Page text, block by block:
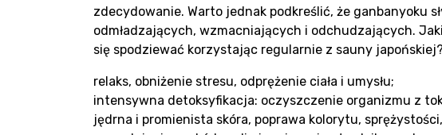
zdecydowanie. Warto jednak podkreślić, że ganbanyoku
odmładzających, wzmacniających i odchudzających.
się spodziewać korzystając regularnie z sauny
relaks, obniżenie stresu, odprężenie ciała i umysłu;
intensywna detoksyfikacja: oczyszczenie organizmu z
jędrna i promienista skóra, poprawa kolorytu,